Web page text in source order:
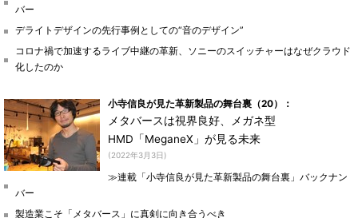
バー
デライトデザインの先行事例としての“音のデザイン”
コロナ禍で加速するライブ中継の革新、ソニーのスイッチャーはなぜクラウド
化したのか
小寺信良が見た革新製品の舞台裏（20）：
メタバースは視界良好、メガネ型
HMD「MeganeX」が見る未来
(2022年3月3日)
≫連載「小寺信良が見た革新製品の舞台裏」バックナン
バー
製造業こそ「メタバース」に真剣に向き合うべき